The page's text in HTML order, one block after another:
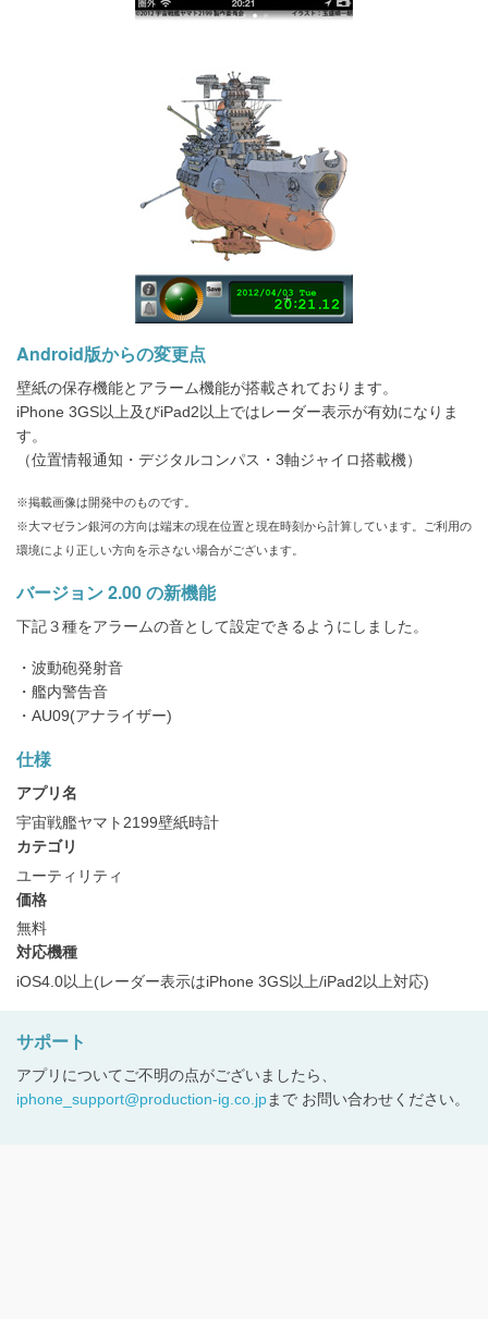
Android版からの変更点
壁紙の保存機能とアラーム機能が搭載されております。
iPhone 3GS以上及びiPad2以上ではレーダー表示が有効になりま
す。
（位置情報通知・デジタルコンパス・3軸ジャイロ搭載機）
※掲載画像は開発中のものです。
※大マゼラン銀河の方向は端末の現在位置と現在時刻から計算しています。ご利用の
環境により正しい方向を示さない場合がございます。
バージョン 2.00 の新機能
下記３種をアラームの音として設定できるようにしました。
・波動砲発射音
・艦内警告音
・AU09(アナライザー)
仕様
アプリ名
宇宙戦艦ヤマト2199壁紙時計
カテゴリ
ユーティリティ
価格
無料
対応機種
iOS4.0以上(レーダー表示はiPhone 3GS以上/iPad2以上対応)
サポート
アプリについてご不明の点がございましたら、
iphone_support@production-ig.co.jpまで お問い合わせください。